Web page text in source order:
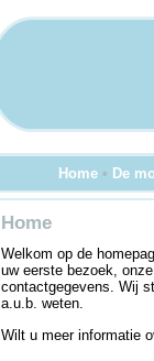
Home • De
Home
Welkom op de
uw eerste bezoek,
contactgegevens. Wij
a.u.b. weten.
Wilt u meer informatie